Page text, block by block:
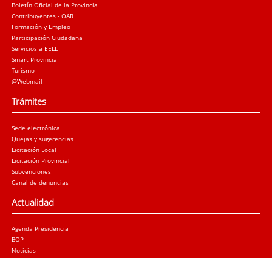
Boletín Oficial de la Provincia
Contribuyentes - OAR
Formación y Empleo
Participación Ciudadana
Servicios a EELL
Smart Provincia
Turismo
@Webmail
Trámites
Sede electrónica
Quejas y sugerencias
Licitación Local
Licitación Provincial
Subvenciones
Canal de denuncias
Actualidad
Agenda Presidencia
BOP
Noticias